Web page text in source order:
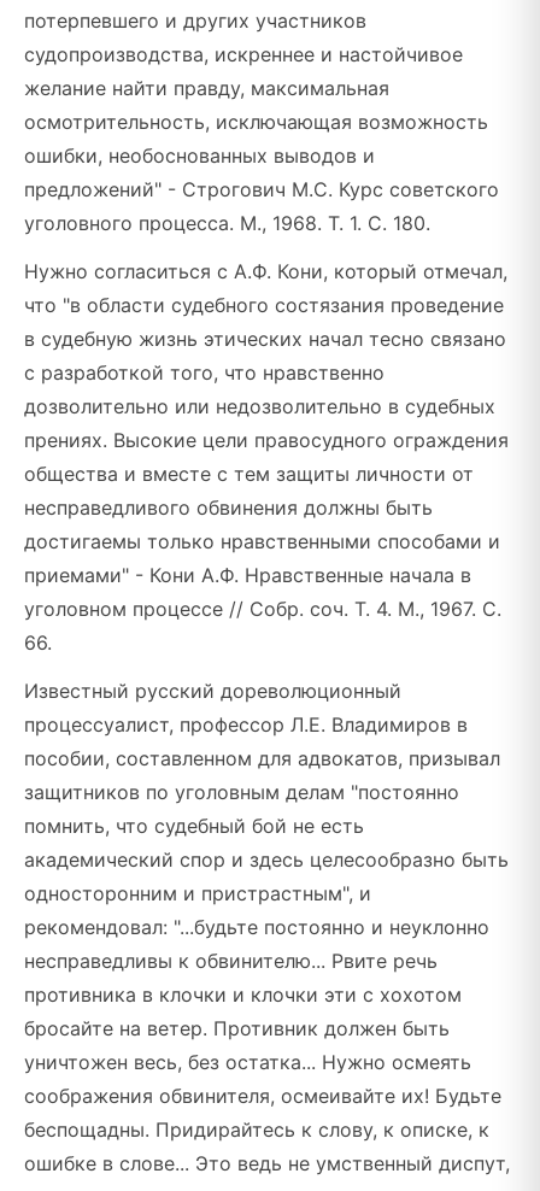
потерпевшего и других участников
судопроизводства, искреннее и настойчивое
желание найти правду, максимальная
осмотрительность, исключающая возможность
ошибки, необоснованных выводов и
предложений" - Строгович М.С. Курс советского
уголовного процесса. М., 1968. Т. 1. С. 180.
Нужно согласиться с А.Ф. Кони, который отмечал,
что "в области судебного состязания проведение
в судебную жизнь этических начал тесно связано
с разработкой того, что нравственно
дозволительно или недозволительно в судебных
прениях. Высокие цели правосудного ограждения
общества и вместе с тем защиты личности от
несправедливого обвинения должны быть
достигаемы только нравственными способами и
приемами" - Кони А.Ф. Нравственные начала в
уголовном процессе // Собр. соч. Т. 4. М., 1967. С.
66.
Известный русский дореволюционный
процессуалист, профессор Л.Е. Владимиров в
пособии, составленном для адвокатов, призывал
защитников по уголовным делам "постоянно
помнить, что судебный бой не есть
академический спор и здесь целесообразно быть
односторонним и пристрастным", и
рекомендовал: "...будьте постоянно и неуклонно
несправедливы к обвинителю... Рвите речь
противника в клочки и клочки эти с хохотом
бросайте на ветер. Противник должен быть
уничтожен весь, без остатка... Нужно осмеять
соображения обвинителя, осмеивайте их! Будьте
беспощадны. Придирайтесь к слову, к описке, к
ошибке в слове... Это ведь не умственный диспут,